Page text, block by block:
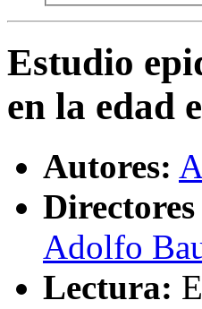
Estudio
en la edad
Autores:
Directores
Adolfo
Lectura: